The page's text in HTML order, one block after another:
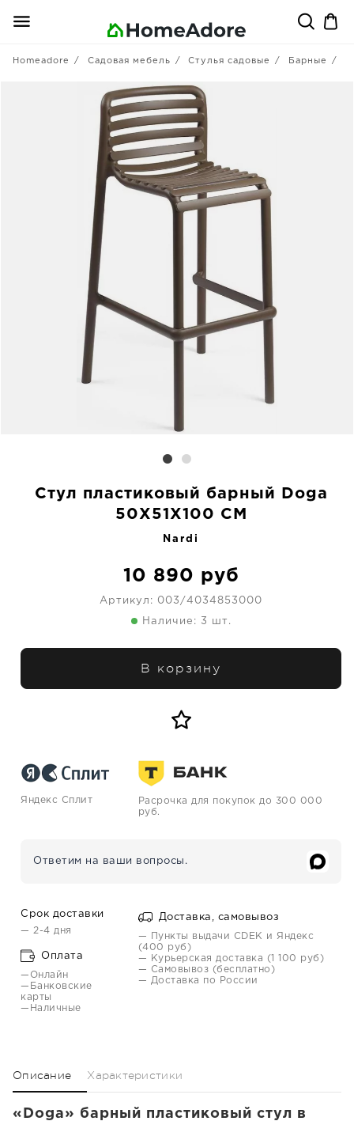
Homeadore Садовая мебель Стулья садовые Барные
Стул пластиковый барный Doga
50X51X100 CM
Nardi
10 890 руб
Артикул: 003/4034853000
Наличие: 3 шт.
В корзину
Яндекс Сплит
Расрочка для покупок до 300 000
руб.
Ответим на ваши вопросы.
Срок доставки
— 2-4 дня
Оплата
—Онлайн
—Банковские
карты
—Наличные
Доставка, самовывоз
— Пункты выдачи CDEK и Яндекс
(400 руб)
— Курьерская доставка (1 100 руб)
— Самовывоз (бесплатно)
— Доставка по России
Описание Характеристики
«Doga» барный пластиковый стул в